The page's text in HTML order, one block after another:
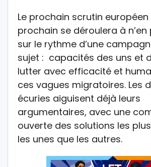
Le prochain scrutin européen
prochain se déroulera à
sur le rythme d’une
sujet : capacités des uns et
lutter avec efficacité et
ces vagues migratoires. Les
écuries aiguisent déjà leurs
argumentaires, avec une
ouverte des solutions les
les unes que les autres.